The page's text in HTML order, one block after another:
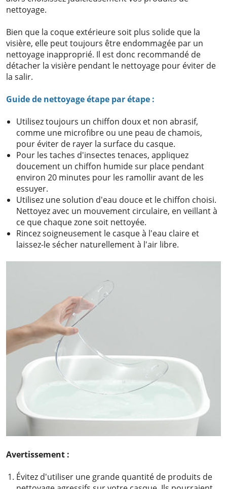
nettoyage.
Bien que la coque extérieure soit plus solide que la
visière, elle peut toujours être endommagée par un
nettoyage inapproprié. Il est donc recommandé de
détacher la visière pendant le nettoyage pour éviter de
la salir.
Guide de nettoyage étape par étape :
Utilisez toujours un chiffon doux et non abrasif,
comme une microfibre ou une peau de chamois,
pour éviter de rayer la surface du casque.
Pour les taches d'insectes tenaces, appliquez
doucement un chiffon humide sur place pendant
environ 20 minutes pour les ramollir avant de les
essuyer.
Utilisez une solution d'eau douce et le chiffon choisi.
Nettoyez avec un mouvement circulaire, en veillant à
ce que chaque zone soit nettoyée.
Rincez soigneusement le casque à l'eau claire et
laissez-le sécher naturellement à l'air libre.
Avertissement :
Évitez d'utiliser une grande quantité de produits de